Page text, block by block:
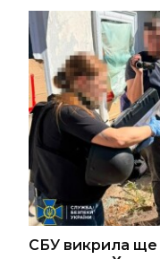
СБУ викрила ще